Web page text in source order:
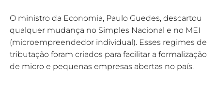
O ministro da Economia, Paulo Guedes, descartou
qualquer mudança no Simples Nacional e no MEI
(microempreendedor individual). Esses regimes de
tributação foram criados para facilitar a formalização
de micro e pequenas empresas abertas no país.